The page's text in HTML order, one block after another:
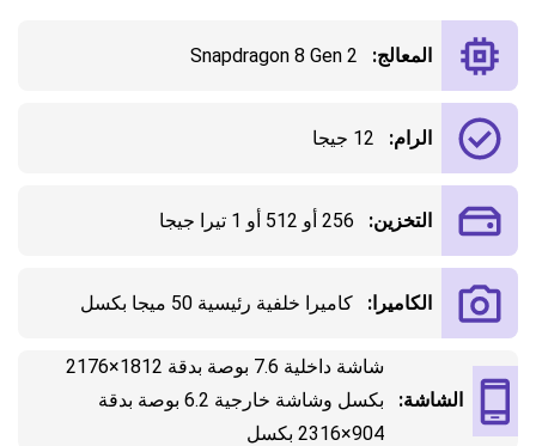
المعالج: Snapdragon 8 Gen 2
الرام: 12 جيجا
التخزين: 256 أو 512 أو 1 تيرا جيجا
الكاميرا: كاميرا خلفية رئيسية 50 ميجا بكسل
الشاشة:
شاشة داخلية 7.6 بوصة بدقة 1812×2176
بكسل وشاشة خارجية 6.2 بوصة بدقة
904×2316 بكسل